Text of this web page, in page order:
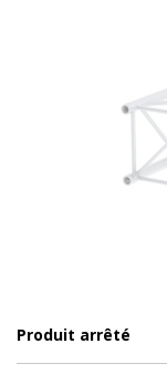
Produit arrêté